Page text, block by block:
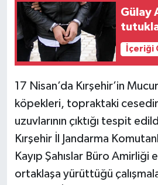
Gülay
İçeriği
17 Nisan’da Kırşehir’in
köpekleri, topraktaki
uzuvlarının çıktığı tespit
Kırşehir İl Jandarma
Kayıp Şahıslar Büro Amirliği
ortaklaşa yürüttüğü